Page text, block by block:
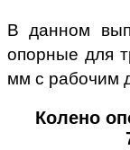
В данном
опорные для
мм с рабочим
Колено